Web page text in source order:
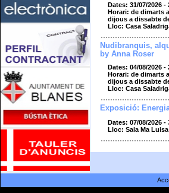
Dates: 31/07/2026 -
Horari: de dimarts
dijous a dissabte
Lloc: Casa
Nudibranquis,
by Anna Roser
Dates: 04/08/2026 -
Horari: de dimarts
dijous a dissabte
Lloc: Casa
Exposició:
Dates: 07/08/2026 -
Lloc: Sala Ma